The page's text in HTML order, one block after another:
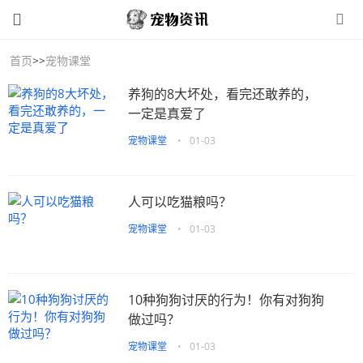
首页>>宠物课堂
养狗的8大坏处，看完还敢养的，
一定是真爱了
宠物课堂 • 01-03
人可以吃猫粮吗？
宠物课堂 • 01-03
10种狗狗讨厌的行为！你有对狗狗
做过吗？
宠物课堂 • 01-03